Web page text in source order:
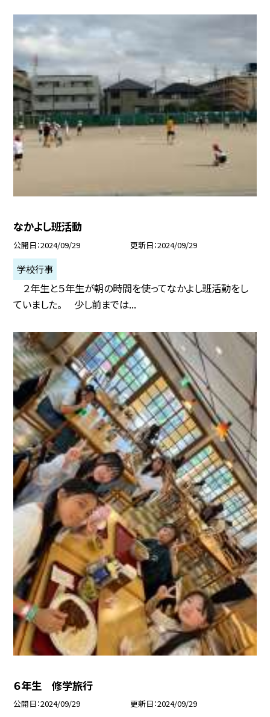
なかよし班活動
公開日 2024/09/29 更新日 2024/09/29
学校行事
２年生と５年生が朝の時間を使ってなかよし班活動をし
ていました。 少し前までは...
６年生 修学旅行
公開日 2024/09/29 更新日 2024/09/29